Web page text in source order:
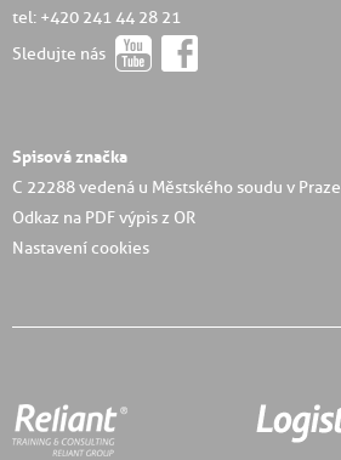
tel: +420 241 44 28 21
Sledujte nás
Spisová značka
C 22288 vedená u Městského soudu v Praze
Odkaz na PDF výpis z OR
Nastavení cookies